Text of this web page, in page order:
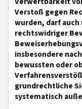
Verstoß gegen
wurden, darf
rechtswidriger
insbesondere
bewussten oder
grundrechtliche
systematisch